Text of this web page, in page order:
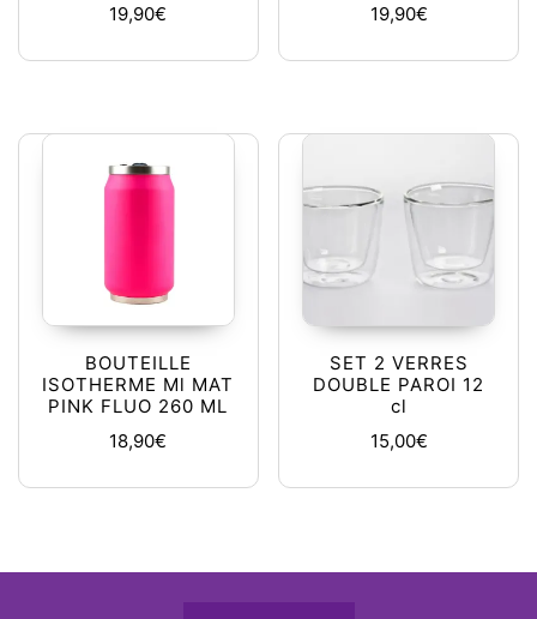
19,90€
19,90€
BOUTEILLE
ISOTHERME Ml MAT
PINK FLUO 260 ML
18,90€
SET 2 VERRES
DOUBLE PAROI 12
cl
15,00€